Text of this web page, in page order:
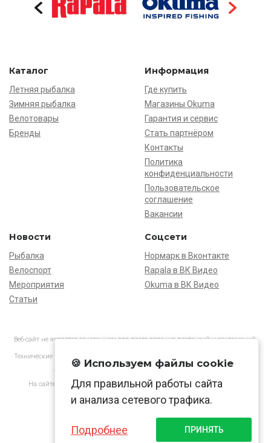
Каталог
Летняя рыбалка
Зимняя рыбалка
Велотовары
Бренды
Информация
Где купить
Магазины Okuma
Гарантия и сервис
Стать партнёром
Контакты
Политика
конфиденциальности
Пользовательское
соглашение
Вакансии
Новости
Рыбалка
Велоспорт
Мероприятия
Статьи
Соцсети
Нормарк в Вконтакте
Rapala в ВК Видео
Okuma в ВК Видео
Веб-сайт не является основанием для предъявления претензий и рекламаций,
Технические характеристики товаров могут отличаться от указанных на сайте.
АО «Нормарк» ИНН 7728172512 ОГРН 1037739603505
На сайте применяютсярекомендательные технологиив соответствии
🍪 Используем файлы cookie
Для правильной работы сайта
и анализа сетевого трафика.
Подробнее ПРИНЯТЬ